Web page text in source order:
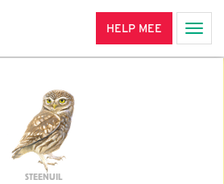
HELP MEE
STEENUIL